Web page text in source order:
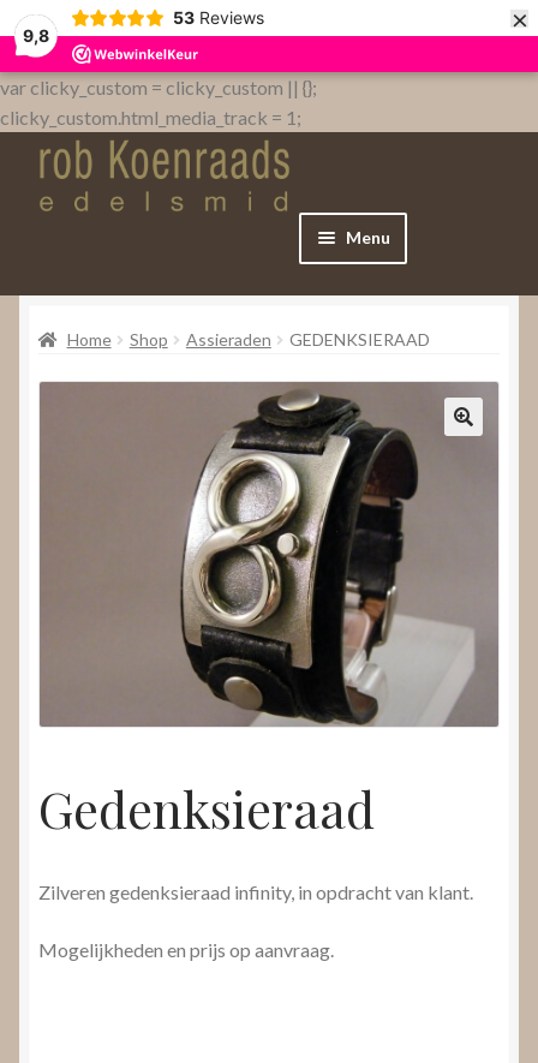
9,8
53 Reviews ×
var clicky_custom = clicky_custom || {};
clicky_custom.html_media_track = 1;
Menu
Home
Submenu
uitvouwen
Home Shop Assieraden GEDENKSIERAAD
Gedenksieraad
Zilveren gedenksieraad infinity, in opdracht van klant.
Mogelijkheden en prijs op aanvraag.